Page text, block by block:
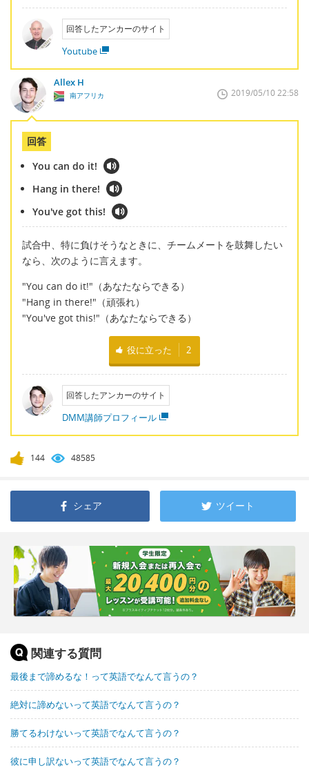
回答したアンカーのサイト
Youtube
Allex H
南アフリカ 2019/05/10 22:58
回答
You can do it!
Hang in there!
You've got this!
試合中、特に負けそうなときに、チームメートを鼓舞したい
なら、次のように言えます。
"You can do it!"（あなたならできる）
"Hang in there!"（頑張れ）
"You've got this!"（あなたならできる）
役に立った 2
回答したアンカーのサイト
DMM講師プロフィール
144 48585
シェア ツイート
関連する質問
最後まで諦めるな！って英語でなんて言うの？
絶対に諦めないって英語でなんて言うの？
勝てるわけないって英語でなんて言うの？
彼に申し訳ないって英語でなんて言うの？